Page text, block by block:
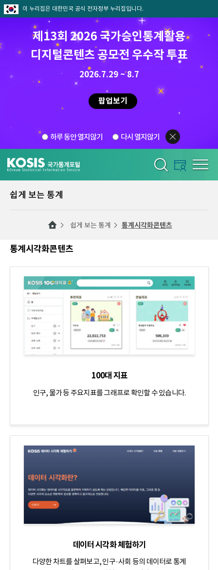
이 누리집은 대한민국 공식 전자정부 누리집입니다.
제13회 2026 국가승인통계활용
디지털콘텐츠 공모전 우수작 투표
2026.7.29 ~ 8.7
팝업보기
하루 동안 열지않기 다시 열지않기
쉽게 보는 통계
쉽게 보는 통계 통계시각화콘텐츠
통계시각화콘텐츠
100대 지표
인구, 물가 등 주요지표를 그래프로 확인할 수 있습니다.
데이터 시각화 체험하기
다양한 차트를 살펴보고, 인구·사회 등의 데이터로 통계